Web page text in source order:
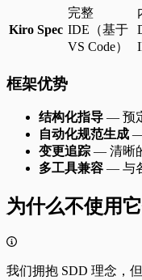
Kiro Spec
完整
IDE（基于
VS Code）
框架优势
结构化指导 — 预
自动化规范生成 —
变更追踪 — 清晰
多工具兼容 — 与
为什么不使用
我们拥抱 SDD 理念，